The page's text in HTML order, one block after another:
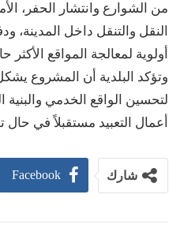
من الشوارع وانتشار الحفر،
النقل والتنقل داخل المدينة،
أولوية لمعالجة المواقع الأكثر
وتؤكد البلدية أن المشروع
لتحسين الواقع الخدمي والبنية
أعمال التعبيد مستقبلاً في حال
شارك Facebook